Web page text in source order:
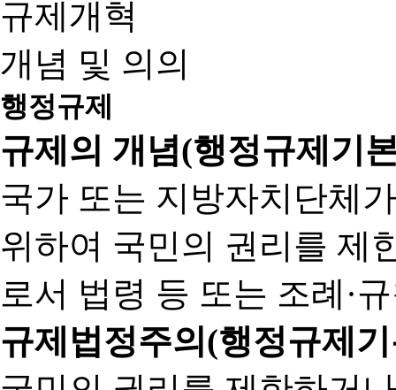
규제개혁
개념 및 의의
행정규제
규제의 개념(행정규제기
국가 또는 지방자치단체
위하여 국민의 권리를 제
로서 법령 등 또는 조례·
규제법정주의(행정규제